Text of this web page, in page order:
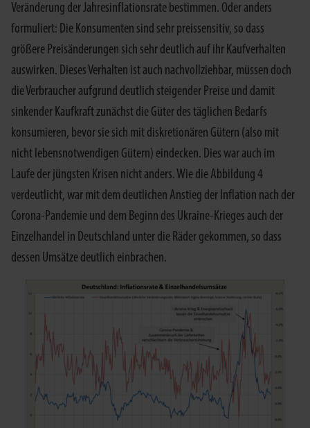
Veränderung der Jahresinflationsrate bestimmen. Oder anders
formuliert: Die Konsumenten sind sehr preissensitiv, so dass
größere Preisänderungen sich sehr deutlich auf ihr Kaufverhalten
auswirken. Dieses Verhalten ist auch nachvollziehbar, müssen doch
die Verbraucher aufgrund deutlich steigender Preise und damit
sinkender Kaufkraft zunächst die Güter des täglichen Bedarfs
konsumieren, bevor sie sich mit diskretionären Gütern (also mit
nicht lebensnotwendigen Gütern) eindecken. Dies war auch im
Laufe der jüngsten Krisen nicht anders. Wie die Abbildung 4
verdeutlicht, war mit dem deutlichen Anstieg der Inflation nach der
Corona-Pandemie und dem Beginn des Ukraine-Krieges auch der
Einzelhandel in Deutschland unter die Räder gekommen, so dass
dessen Umsätze deutlich einbrachen.